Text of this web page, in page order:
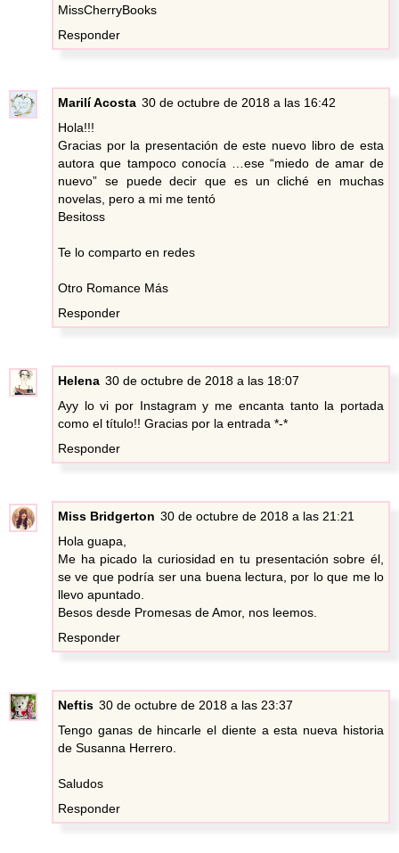
MissCherryBooks
Responder
Marilí Acosta 30 de octubre de 2018 a las 16:42
Hola!!!
Gracias por la presentación de este nuevo libro de esta
autora que tampoco conocía …ese “miedo de amar de
nuevo” se puede decir que es un cliché en muchas
novelas, pero a mi me tentó
Besitoss
Te lo comparto en redes
Otro Romance Más
Responder
Helena 30 de octubre de 2018 a las 18:07
Ayy lo vi por Instagram y me encanta tanto la portada
como el título!! Gracias por la entrada *-*
Responder
Miss Bridgerton 30 de octubre de 2018 a las 21:21
Hola guapa,
Me ha picado la curiosidad en tu presentación sobre él,
se ve que podría ser una buena lectura, por lo que me lo
llevo apuntado.
Besos desde Promesas de Amor, nos leemos.
Responder
Neftis 30 de octubre de 2018 a las 23:37
Tengo ganas de hincarle el diente a esta nueva historia
de Susanna Herrero.
Saludos
Responder